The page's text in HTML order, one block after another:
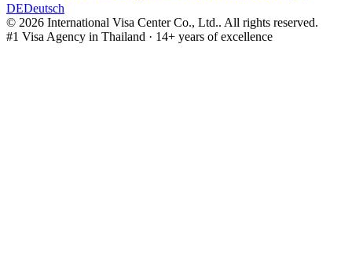
DEDeutsch
© 2026 International Visa Center Co., Ltd.. All rights reserved.
#1 Visa Agency in Thailand · 14+ years of excellence